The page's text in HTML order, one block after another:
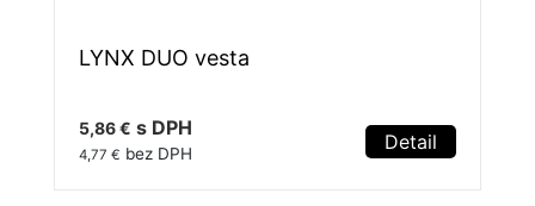
LYNX DUO vesta
5,86 € s DPH
4,77 € bez DPH Detail